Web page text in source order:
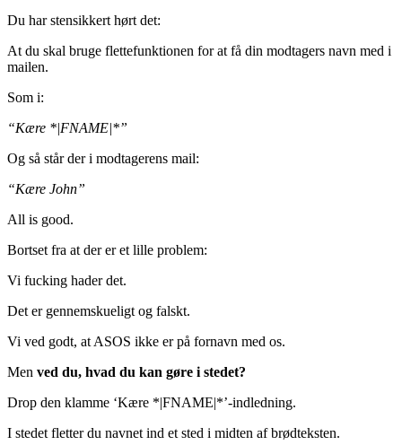
Du har stensikkert hørt det:
At du skal bruge flettefunktionen for at få din modtagers navn med i
mailen.
Som i:
“Kære *|FNAME|*”
Og så står der i modtagerens mail:
“Kære John”
All is good.
Bortset fra at der er et lille problem:
Vi fucking hader det.
Det er gennemskueligt og falskt.
Vi ved godt, at ASOS ikke er på fornavn med os.
Men ved du, hvad du kan gøre i stedet?
Drop den klamme ‘Kære *|FNAME|*’-indledning.
I stedet fletter du navnet ind et sted i midten af brødteksten.